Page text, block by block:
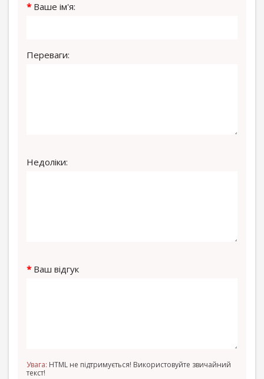
Ваше ім'я:
Переваги:
Недоліки:
Ваш відгук
Увага: HTML не підтримується! Використовуйте звичайний
текст!